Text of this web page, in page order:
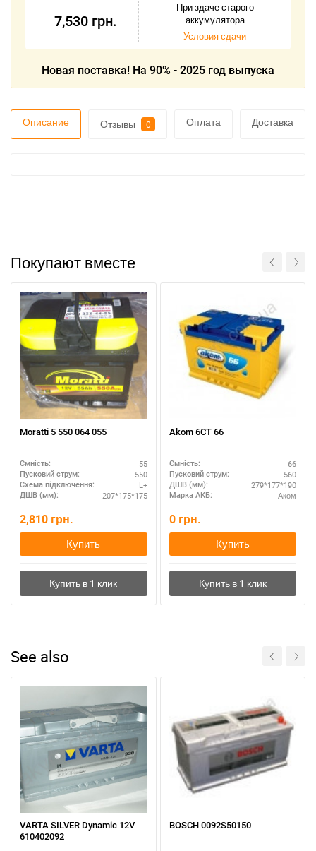
7,530 грн.
При здаче старого
аккумулятора
Условия сдачи
Новая поставка! На 90% - 2025 год выпуска
Описание Отзывы 0 Оплата Доставка
Покупают вместе
Moratti 5 550 064 055
Ємність: 55
Пусковий струм: 550
Схема підключення: L+
ДШВ (мм): 207*175*175
2,810 грн.
Купить
Akom 6СТ 66
Ємність: 66
Пусковий струм: 560
ДШВ (мм): 279*177*190
Марка АКБ: Аком
0 грн.
Купить
See also
VARTA SILVER Dynamic 12V
610402092
BOSCH 0092S50150
Написати в Telegram